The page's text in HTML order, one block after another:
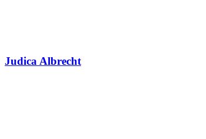
Judica Albrecht